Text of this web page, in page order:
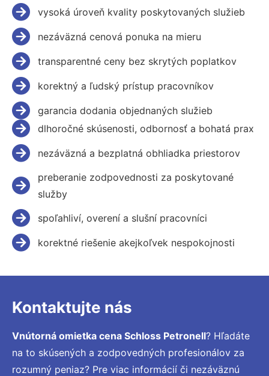
vysoká úroveň kvality poskytovaných služieb
nezáväzná cenová ponuka na mieru
transparentné ceny bez skrytých poplatkov
korektný a ľudský prístup pracovníkov
garancia dodania objednaných služieb
dlhoročné skúsenosti, odbornosť a bohatá prax
nezáväzná a bezplatná obhliadka priestorov
preberanie zodpovednosti za poskytované
služby
spoľahliví, overení a slušní pracovníci
korektné riešenie akejkoľvek nespokojnosti
Kontaktujte nás
Vnútorná omietka cena Schloss Petronell? Hľadáte
na to skúsených a zodpovedných profesionálov za
rozumný peniaz? Pre viac informácií či nezáväznú